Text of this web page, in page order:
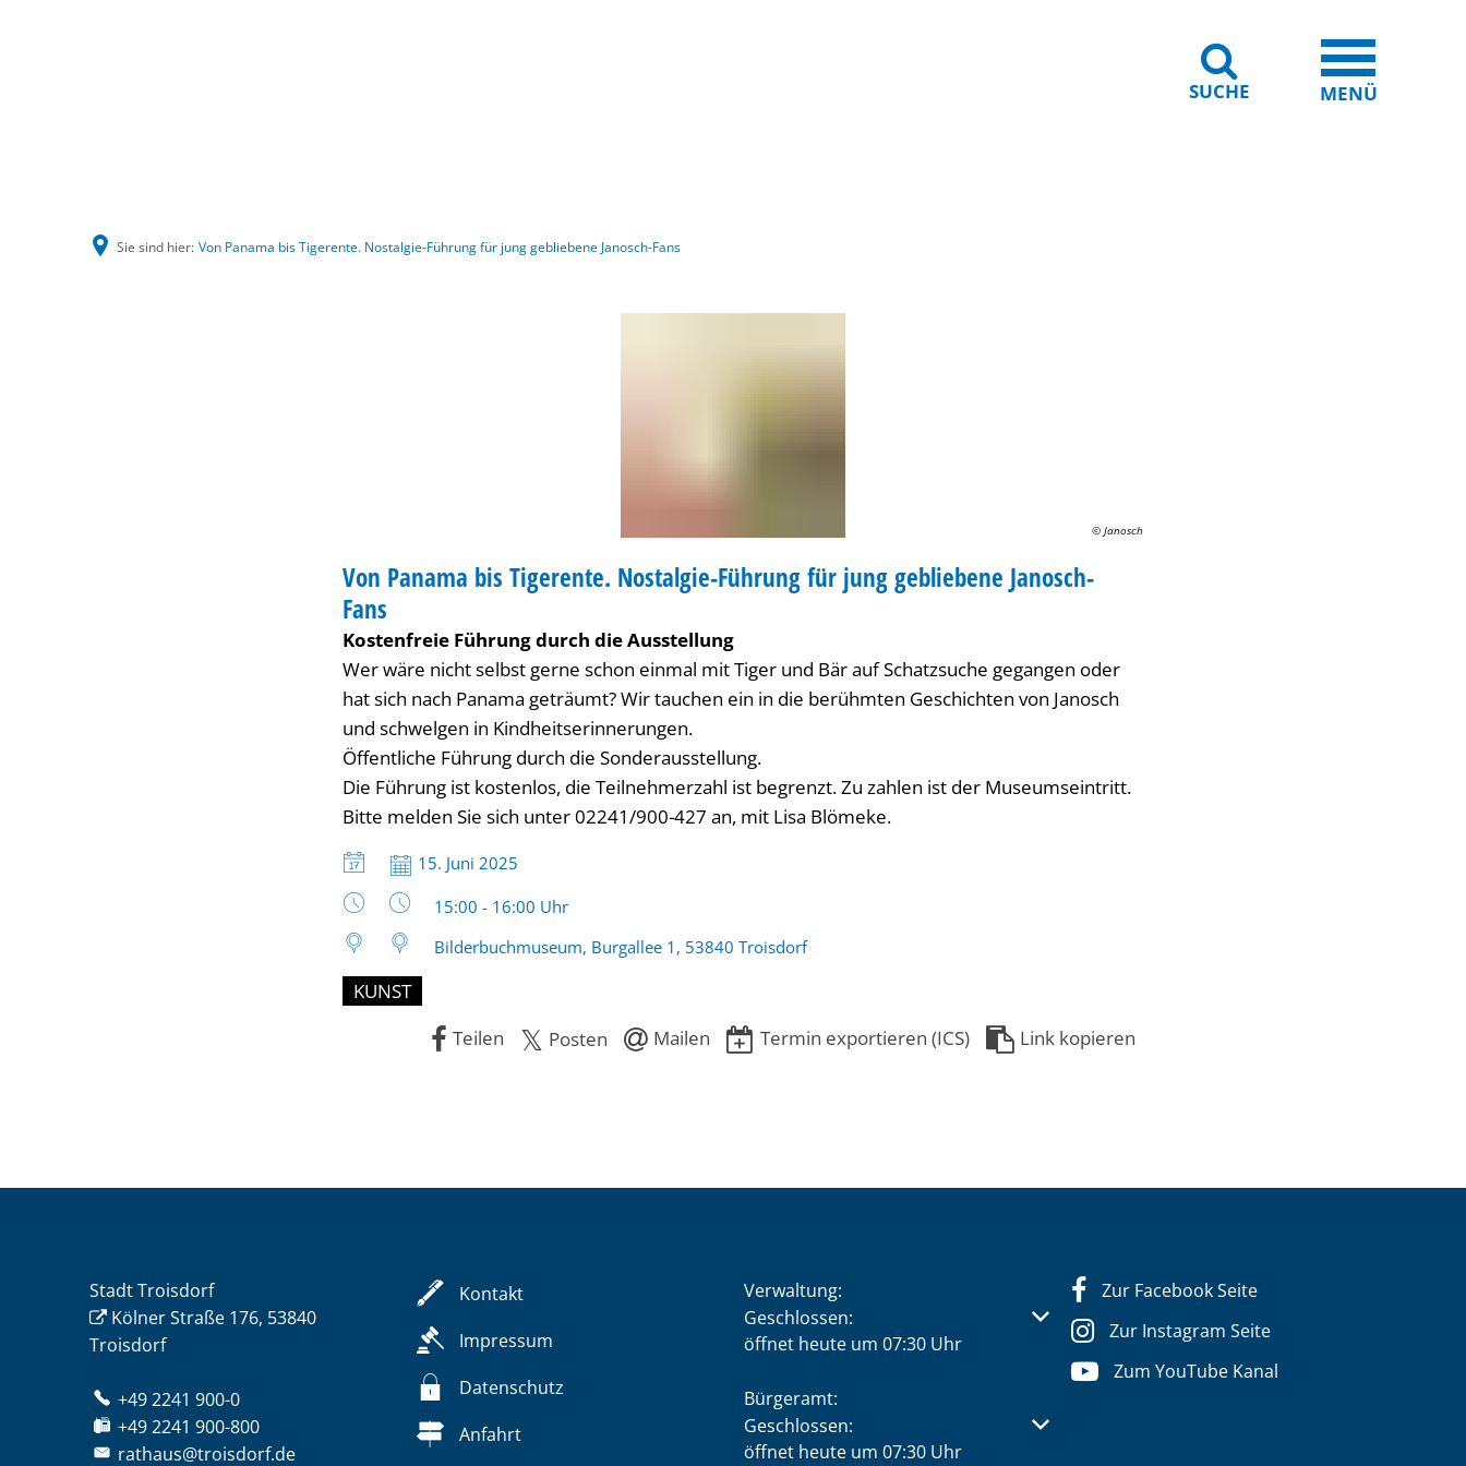
SUCHE MENÜ
Sie sind hier: Von Panama bis Tigerente. Nostalgie-Führung für jung gebliebene Janosch-Fans
© Janosch
KATEGORIE: FÜHRUNG
Von Panama bis Tigerente. Nostalgie-Führung für jung gebliebene Janosch-
Fans
Kostenfreie Führung durch die Ausstellung
Wer wäre nicht selbst gerne schon einmal mit Tiger und Bär auf Schatzsuche gegangen oder
hat sich nach Panama geträumt? Wir tauchen ein in die berühmten Geschichten von Janosch
und schwelgen in Kindheitserinnerungen.
Öffentliche Führung durch die Sonderausstellung.
Die Führung ist kostenlos, die Teilnehmerzahl ist begrenzt. Zu zahlen ist der Museumseintritt.
Bitte melden Sie sich unter 02241/900-427 an, mit Lisa Blömeke.
Datum:
15. Juni 2025
Uhrzeit:
15:00 - 16:00 Uhr
Bilderbuchmuseum, Burgallee 1, 53840 Troisdorf
KUNST
Teilen
Posten Mailen Termin exportieren (ICS) Link kopieren
Stadt Troisdorf
Kölner Straße 176, 53840
Troisdorf
+49 2241 900-0
+49 2241 900-800
rathaus@troisdorf.de
Kontakt
Impressum
Datenschutz
Anfahrt
Verwaltung:
Klicken, um weitere Öffnungs- oder Schließzeiten auszublenden
Geschlossen:
öffnet heute um 07:30 Uhr
Bürgeramt:
Klicken, um weitere Öffnungs- oder Schließzeiten auszublenden
Geschlossen:
öffnet heute um 07:30 Uhr
Zur Facebook Seite
Zur Instagram Seite
Zum YouTube Kanal